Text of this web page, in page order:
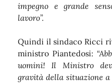
impegno e grande
lavoro”.
Quindi il sindaco Ricci
ministro Piantedosi:
uomini! Il Ministro
gravità della situazione